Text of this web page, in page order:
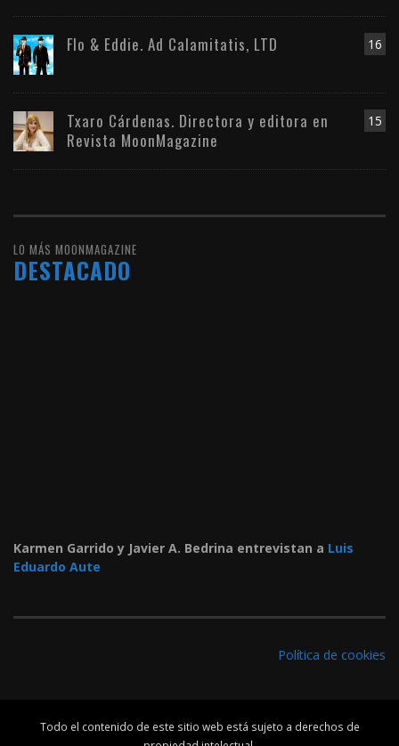
16
Flo & Eddie. Ad Calamitatis, LTD
15
Txaro Cárdenas. Directora y editora en
Revista MoonMagazine
LO MÁS MOONMAGAZINE
DESTACADO
Karmen Garrido y Javier A. Bedrina entrevistan a Luis
Eduardo Aute
Política de cookies
Todo el contenido de este sitio web está sujeto a derechos de